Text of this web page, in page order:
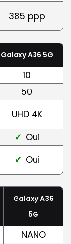
385 ppp
Galaxy A36 5G
10
50
UHD 4K
Oui
Oui
Galaxy A36
5G
NANO